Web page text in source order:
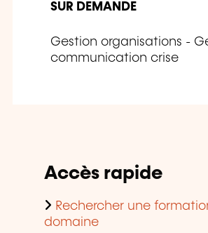
SUR DEMANDE
Gestion organisations -
communication crise
Accès rapide
Rechercher une
domaine